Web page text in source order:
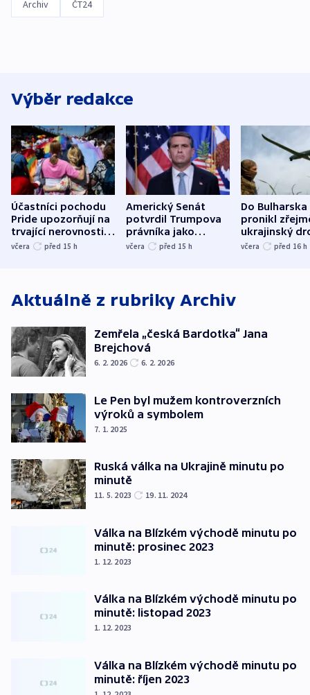
Archiv ČT24
Výběr redakce
Účastníci pochodu
Pride upozorňují na
trvající nerovnosti i
společenskou
včera před 15 h
Americký Senát
potvrdil Trumpova
právníka jako
ministra
včera před 15 h
Do Bulharska
pronikl
ukrajinský
explodoval
včera před 16 h
Aktuálně z rubriky Archiv
Zemřela „česká Bardotka“ Jana
Brejchová
6. 2. 2026 6. 2. 2026
Le Pen byl mužem kontroverzních
výroků a symbolem
7. 1. 2025
Ruská válka na Ukrajině minutu po
minutě
11. 5. 2023 19. 11. 2024
Válka na Blízkém východě minutu po
minutě: prosinec 2023
1. 12. 2023
Válka na Blízkém východě minutu po
minutě: listopad 2023
1. 12. 2023
Válka na Blízkém východě minutu po
minutě: říjen 2023